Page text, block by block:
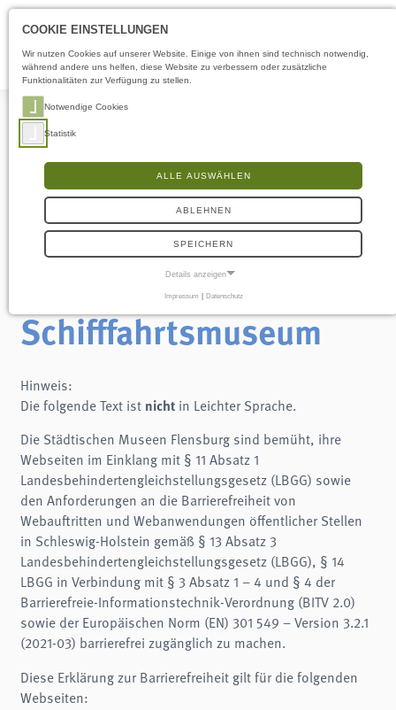
Öffnungszeiten
Erklärung zur
Barrierefreiheit
Flensburger
Schifffahrtsmuseum
Hinweis:
Die folgende Text ist nicht in Leichter Sprache.
Die Städtischen Museen Flensburg sind bemüht, ihre
Webseiten im Einklang mit § 11 Absatz 1
Landesbehindertengleichstellungsgesetz (LBGG) sowie
den Anforderungen an die Barrierefreiheit von
Webauftritten und Webanwendungen öffentlicher Stellen
in Schleswig-Holstein gemäß § 13 Absatz 3
Landesbehindertengleichstellungsgesetz (LBGG), § 14
LBGG in Verbindung mit § 3 Absatz 1 – 4 und § 4 der
Barrierefreie-Informationstechnik-Verordnung (BITV 2.0)
sowie der Europäischen Norm (EN) 301 549 – Version 3.2.1
(2021-03) barrierefrei zugänglich zu machen.
Diese Erklärung zur Barrierefreiheit gilt für die folgenden
Webseiten:
COOKIE EINSTELLUNGEN
Wir nutzen Cookies auf unserer Website. Einige von ihnen sind technisch notwendig,
während andere uns helfen, diese Website zu verbessern oder zusätzliche
Funktionalitäten zur Verfügung zu stellen.
Notwendige Cookies
Statistik
ALLE AUSWÄHLEN
ABLEHNEN
SPEICHERN
Details anzeigen
Notwendige Cookies ermöglichen grundlegende Funktionen und sind für die
einwandfreie Funktion der Website erforderlich.
Name:
cookie_consent
Zweck:
Cookie Laufzeit:
Name:
fe_typo3_user
Anbieter:
schifffahrtsmuseum-flensburg.de
Zweck:
Cookie Laufzeit:
Session
Impressum | Datenschutz